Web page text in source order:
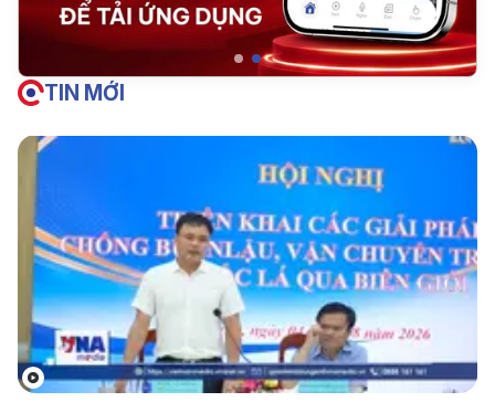
TIN MỚI